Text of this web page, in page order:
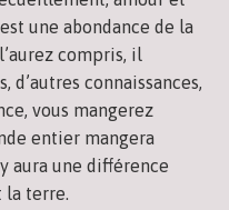
une abondance de la
compris, il
d’autres connaissances,
vous mangerez
entier mangera
aura une différence
la terre.